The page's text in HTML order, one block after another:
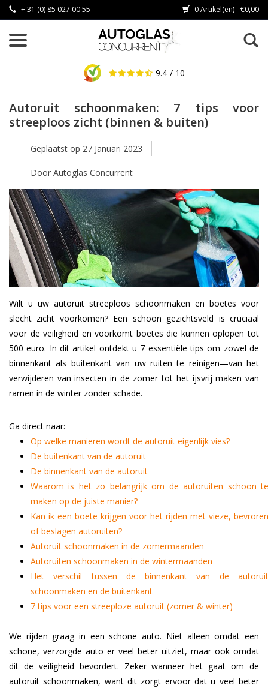
+ 31 (0) 85 027 00 55 0 Artikel(en) - €0,00
9.4 / 10
Autoruit schoonmaken: 7 tips voor
streeploos zicht (binnen & buiten)
Geplaatst op 27 Januari 2023
Door Autoglas Concurrent
Wilt u uw autoruit streeploos schoonmaken en boetes voor
slecht zicht voorkomen? Een schoon gezichtsveld is cruciaal
voor de veiligheid en voorkomt boetes die kunnen oplopen tot
500 euro. In dit artikel ontdekt u 7 essentiële tips om zowel de
binnenkant als buitenkant van uw ruiten te reinigen—van het
verwijderen van insecten in de zomer tot het ijsvrij maken van
ramen in de winter zonder schade.
Ga direct naar:
Op welke manieren wordt de autoruit eigenlijk vies?
De buitenkant van de autoruit
De binnenkant van de autoruit
Waarom is het zo belangrijk om de autoruiten schoon te
maken op de juiste manier?
Kan ik een boete krijgen voor het rijden met vieze, bevroren
of beslagen autoruiten?
Autoruit schoonmaken in de zomermaanden
Autoruiten schoonmaken in de wintermaanden
Het verschil tussen de binnenkant van de autoruit
schoonmaken en de buitenkant
7 tips voor een streeploze autoruit (zomer & winter)
We rijden graag in een schone auto. Niet alleen omdat een
schone, verzorgde auto er veel beter uitziet, maar ook omdat
dit de veiligheid bevordert. Zeker wanneer het gaat om de
autoruit schoonmaken, want dit zorgt ervoor dat u veel beter